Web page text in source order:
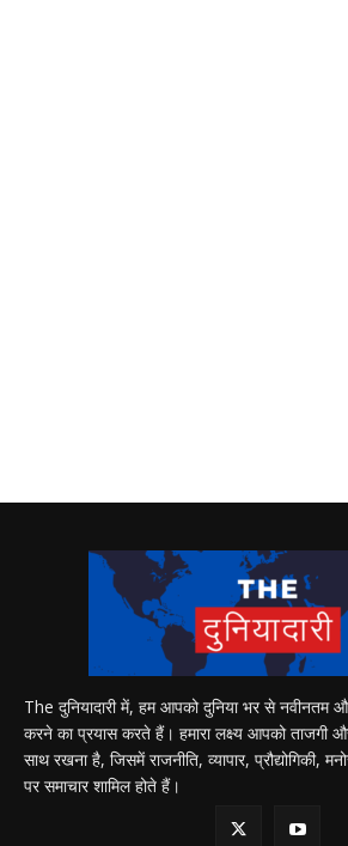
The दुनियादारी में, हम आपको दुनिया भर से नवीनतम
करने का प्रयास करते हैं। हमारा लक्ष्य आपको ताजगी
साथ रखना है, जिसमें राजनीति, व्यापार, प्रौद्योगिकी,
पर समाचार शामिल होते हैं।